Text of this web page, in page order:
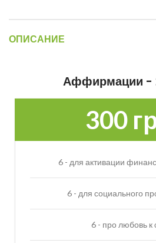
ОПИСАНИЕ
Аффирмации -
300
6 - для активации
6 - для социального
6 - про любовь к